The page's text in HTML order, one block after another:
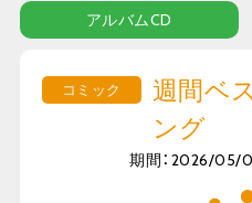
アルバムCD
コミック
週間ベ
ング
期間：2026/05/